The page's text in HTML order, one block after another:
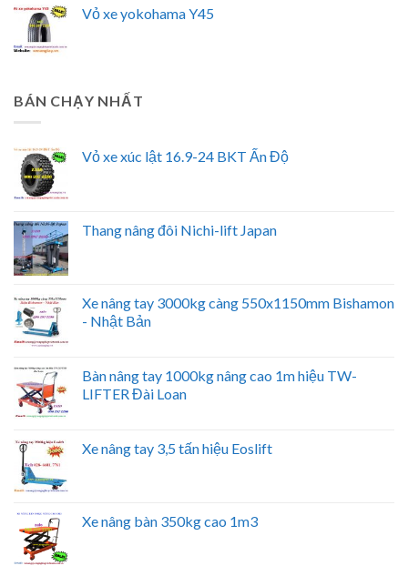
Vỏ xe yokohama Y45
BÁN CHẠY NHẤT
Vỏ xe xúc lật 16.9-24 BKT Ấn Độ
Thang nâng đôi Nichi-lift Japan
Xe nâng tay 3000kg càng 550x1150mm Bishamon
- Nhật Bản
Bàn nâng tay 1000kg nâng cao 1m hiệu TW-
LIFTER Đài Loan
Xe nâng tay 3,5 tấn hiệu Eoslift
Xe nâng bàn 350kg cao 1m3